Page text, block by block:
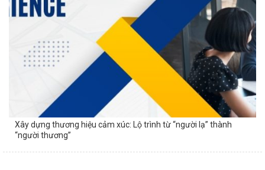
Xây dựng thương hiệu cảm xúc: Lộ trình từ “người lạ” thành
“người thương”